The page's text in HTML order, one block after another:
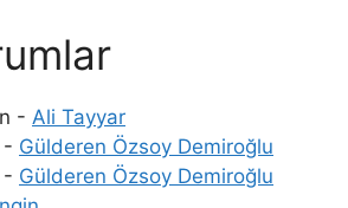
- Ali Tayyar
- Gülderen Özsoy Demiroğlu
- Gülderen Özsoy Demiroğlu